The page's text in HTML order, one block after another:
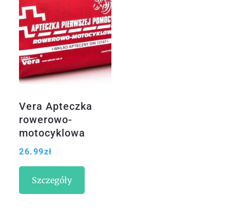
Vera Apteczka
rowerowo-
motocyklowa
26.99zł
Szczegóły